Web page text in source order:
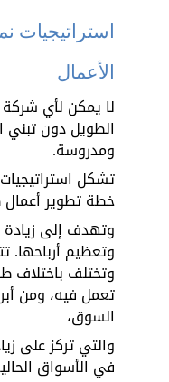
استراتيجيات
الأعمال
لا يمكن لأي
الطويل دون تبني
ومدروسة.
تشكل
خطة تطوير
وتهدف إلى
وتعظيم أرباحها.
وتختلف باختلاف
تعمل فيه، ومن
السوق،
والتي تركز على
في الأسواق